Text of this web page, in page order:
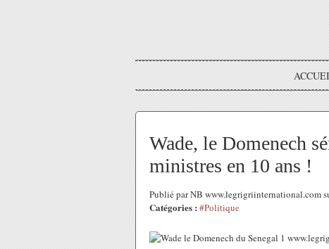
Wade, le Domenech
ministres en 10 ans !
Publié par NB www.legrigriinternational.com
Catégories : #Politique